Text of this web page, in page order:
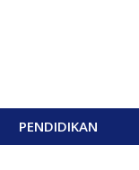
PENDIDIKAN